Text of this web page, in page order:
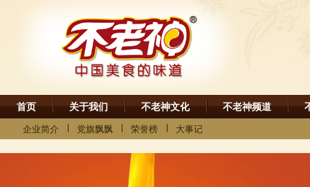
首页 关于我们
企业简介 党旗飘飘 荣誉榜 大事记
不老神文化 不老神频道